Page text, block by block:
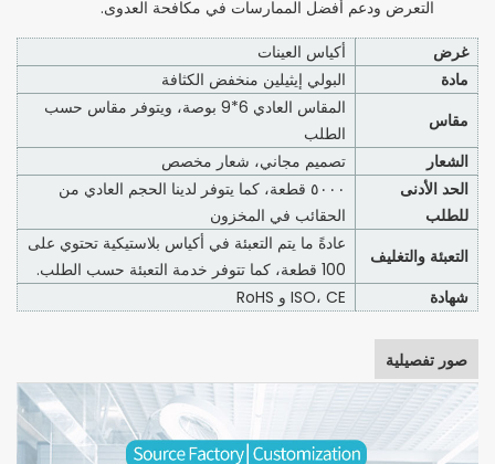
التعرض ودعم أفضل الممارسات في مكافحة العدوى.
غرض أكياس العينات
مادة البولي إيثيلين منخفض الكثافة
مقاس
المقاس العادي 6*9 بوصة، ويتوفر مقاس حسب
الطلب
الشعار تصميم مجاني، شعار مخصص
الحد الأدنى
للطلب
٥٠٠٠ قطعة، كما يتوفر لدينا الحجم العادي من
الحقائب في المخزون
التعبئة والتغليف
عادةً ما يتم التعبئة في أكياس بلاستيكية تحتوي على
100 قطعة، كما تتوفر خدمة التعبئة حسب الطلب.
شهادة ISO، CE و RoHS
صور تفصيلية